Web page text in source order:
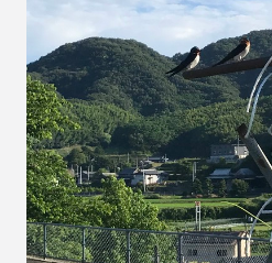
東洋インキ
バイオマスレ
マイクロプ
マテリアルリサイク
農地再生
カニ殻
GPTY
えらぼう。フ
カレッタ
株